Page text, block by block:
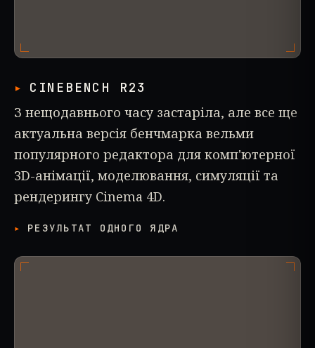
CINEBENCH R23
З нещодавнього часу застаріла, але все ще
актуальна версія бенчмарка вельми
популярного редактора для комп'ютерної
3D-анімації, моделювання, симуляції та
рендерингу Cinema 4D.
РЕЗУЛЬТАТ ОДНОГО ЯДРА